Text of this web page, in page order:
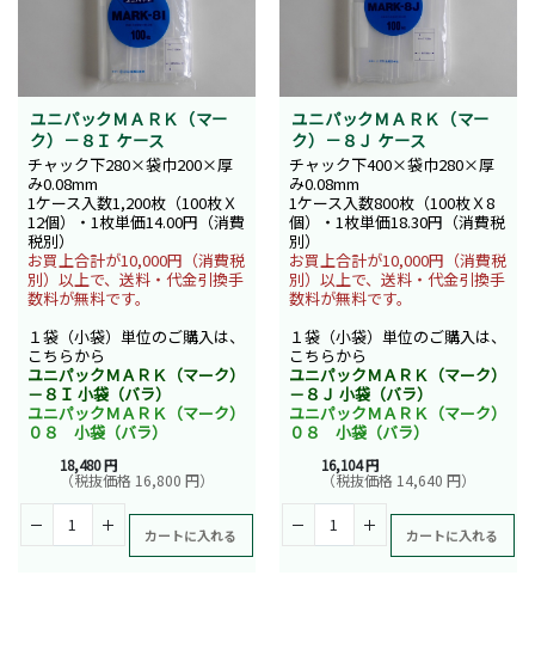
ユニパックＭＡＲＫ（マー
ク）－８Ｉ ケース
チャック下280×袋巾200×厚
み0.08mm
1ケース入数1,200枚（100枚Ｘ
12個）・1枚単価14.00円（消費
税別）
お買上合計が10,000円（消費税
別）以上で、送料・代金引換手
数料が無料です。
１袋（小袋）単位のご購入は、
こちらから
ユニパックＭＡＲＫ（マーク）
－８Ｉ 小袋（バラ）
ユニパックＭＡＲＫ（マーク）
０８ 小袋（バラ）
18,480 円
（税抜価格 16,800 円）
カートに入れる
ユニパックＭＡＲＫ（マー
ク）－８Ｊ ケース
チャック下400×袋巾280×厚
み0.08mm
1ケース入数800枚（100枚Ｘ8
個）・1枚単価18.30円（消費税
別）
お買上合計が10,000円（消費税
別）以上で、送料・代金引換手
数料が無料です。
１袋（小袋）単位のご購入は、
こちらから
ユニパックＭＡＲＫ（マーク）
－８Ｊ 小袋（バラ）
ユニパックＭＡＲＫ（マーク）
０８ 小袋（バラ）
16,104 円
（税抜価格 14,640 円）
カートに入れる